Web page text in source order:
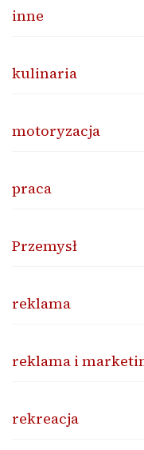
inne
kulinaria
motoryzacja
praca
Przemysł
reklama
reklama i
rekreacja